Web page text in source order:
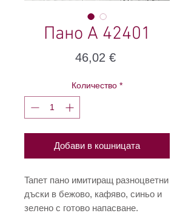
Пано А 42401
46,02 €Цена
Количество *
Добави в кошницата
Taпет пано имитиращ разноцветни
дъски в бежово, кафяво, синьо и
зелено с готово напасване.